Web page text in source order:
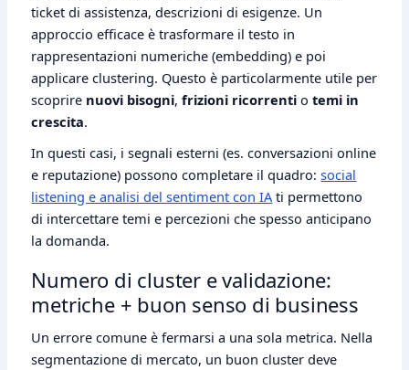
ticket di assistenza, descrizioni di esigenze. Un
approccio efficace è trasformare il testo in
rappresentazioni numeriche (embedding) e poi
applicare clustering. Questo è particolarmente utile per
scoprire nuovi bisogni,frizioni ricorrenti otemi in
crescita.
In questi casi, i segnali esterni (es. conversazioni online
e reputazione) possono completare il quadro:social
listening e analisi del sentiment con IA ti permettono
di intercettare temi e percezioni che spesso anticipano
la domanda.
Numero di cluster e validazione:
metriche + buon senso di business
Un errore comune è fermarsi a una sola metrica. Nella
segmentazione di mercato, un buon cluster deve